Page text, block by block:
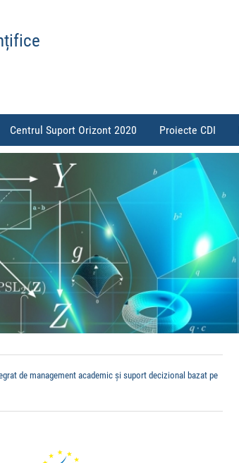
Centrul Suport Orizont 2020 Proiecte CDI
de management academic și suport decizional bazat pe